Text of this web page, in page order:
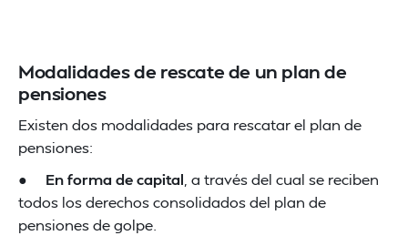
Modalidades de rescate de un plan de
pensiones
Existen dos modalidades para rescatar el plan de
pensiones:
● En forma de capital , a través del cual se reciben
todos los derechos consolidados del plan de
pensiones de golpe.